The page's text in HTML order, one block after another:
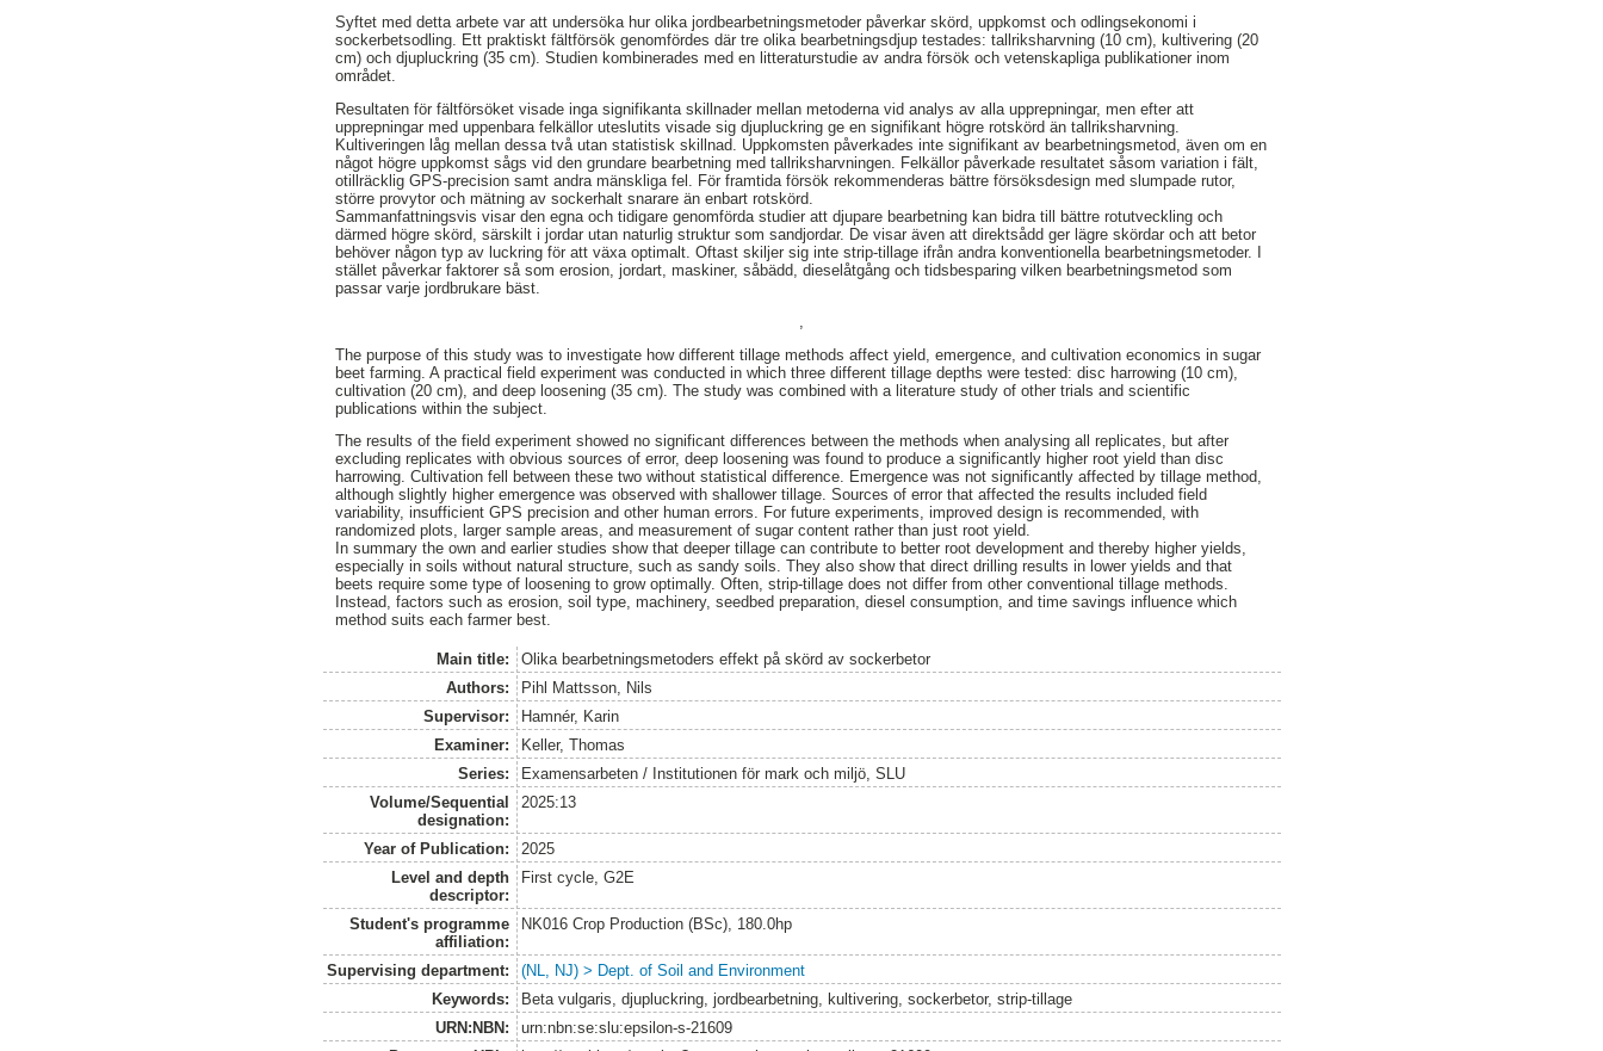
Syftet med detta arbete var att undersöka hur olika jordbearbetningsmetoder påverkar skörd, uppkomst och odlingsekonomi i
sockerbetsodling. Ett praktiskt fältförsök genomfördes där tre olika bearbetningsdjup testades: tallriksharvning (10 cm), kultivering (20
cm) och djupluckring (35 cm). Studien kombinerades med en litteraturstudie av andra försök och vetenskapliga publikationer inom
området.
Resultaten för fältförsöket visade inga signifikanta skillnader mellan metoderna vid analys av alla upprepningar, men efter att
upprepningar med uppenbara felkällor uteslutits visade sig djupluckring ge en signifikant högre rotskörd än tallriksharvning.
Kultiveringen låg mellan dessa två utan statistisk skillnad. Uppkomsten påverkades inte signifikant av bearbetningsmetod, även om en
något högre uppkomst sågs vid den grundare bearbetning med tallriksharvningen. Felkällor påverkade resultatet såsom variation i fält,
otillräcklig GPS-precision samt andra mänskliga fel. För framtida försök rekommenderas bättre försöksdesign med slumpade rutor,
större provytor och mätning av sockerhalt snarare än enbart rotskörd.
Sammanfattningsvis visar den egna och tidigare genomförda studier att djupare bearbetning kan bidra till bättre rotutveckling och
därmed högre skörd, särskilt i jordar utan naturlig struktur som sandjordar. De visar även att direktsådd ger lägre skördar och att betor
behöver någon typ av luckring för att växa optimalt. Oftast skiljer sig inte strip-tillage ifrån andra konventionella bearbetningsmetoder. I
stället påverkar faktorer så som erosion, jordart, maskiner, såbädd, dieselåtgång och tidsbesparing vilken bearbetningsmetod som
passar varje jordbrukare bäst.
The purpose of this study was to investigate how different tillage methods affect yield, emergence, and cultivation economics in sugar
beet farming. A practical field experiment was conducted in which three different tillage depths were tested: disc harrowing (10 cm),
cultivation (20 cm), and deep loosening (35 cm). The study was combined with a literature study of other trials and scientific
publications within the subject.
The results of the field experiment showed no significant differences between the methods when analysing all replicates, but after
excluding replicates with obvious sources of error, deep loosening was found to produce a significantly higher root yield than disc
harrowing. Cultivation fell between these two without statistical difference. Emergence was not significantly affected by tillage method,
although slightly higher emergence was observed with shallower tillage. Sources of error that affected the results included field
variability, insufficient GPS precision and other human errors. For future experiments, improved design is recommended, with
randomized plots, larger sample areas, and measurement of sugar content rather than just root yield.
In summary the own and earlier studies show that deeper tillage can contribute to better root development and thereby higher yields,
especially in soils without natural structure, such as sandy soils. They also show that direct drilling results in lower yields and that
beets require some type of loosening to grow optimally. Often, strip-tillage does not differ from other conventional tillage methods.
Instead, factors such as erosion, soil type, machinery, seedbed preparation, diesel consumption, and time savings influence which
method suits each farmer best.
Main title:
Olika bearbetningsmetoders effekt på skörd av sockerbetor
Authors:
Pihl Mattsson, Nils
Supervisor:
Hamnér, Karin
Examiner:
Keller, Thomas
Series:
Examensarbeten / Institutionen för mark och miljö, SLU
Volume/Sequential
designation:
2025:13
Year of Publication:
2025
Level and depth
descriptor:
First cycle, G2E
Student's programme
affiliation:
NK016 Crop Production (BSc), 180.0hp
Supervising department:
(NL, NJ) > Dept. of Soil and Environment
Keywords:
Beta vulgaris, djupluckring, jordbearbetning, kultivering, sockerbetor, strip-tillage
URN:NBN:
urn:nbn:se:slu:epsilon-s-21609